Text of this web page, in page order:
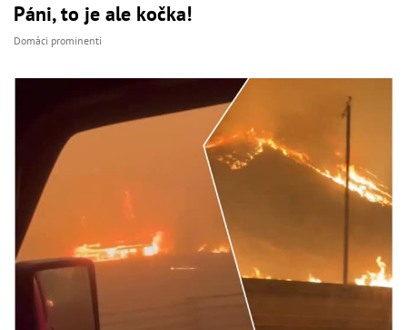
Páni, to je ale kočka!
Domáci prominenti